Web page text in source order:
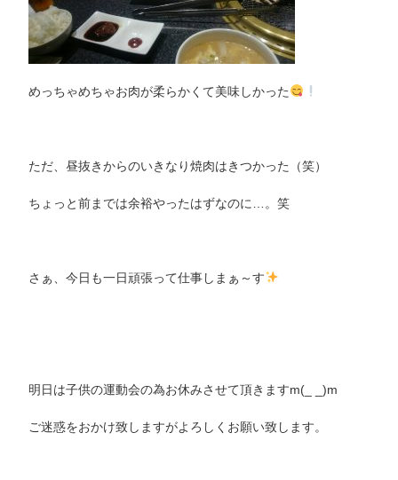
めっちゃめちゃお肉が柔らかくて美味しかった
ただ、昼抜きからのいきなり焼肉はきつかった（笑）
ちょっと前までは余裕やったはずなのに…。笑
さぁ、今日も一日頑張って仕事しまぁ～す
明日は子供の運動会の為お休みさせて頂きますm(_ _)m
ご迷惑をおかけ致しますがよろしくお願い致します。